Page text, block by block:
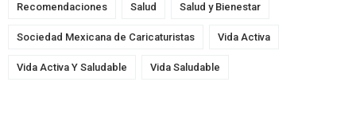
Recomendaciones Salud Salud y Bienestar
Sociedad Mexicana de Caricaturistas Vida Activa
Vida Activa Y Saludable Vida Saludable